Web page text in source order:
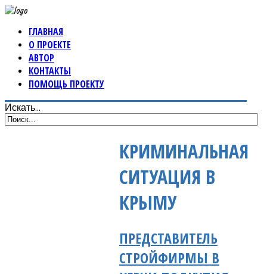
ГЛАВНАЯ
О ПРОЕКТЕ
АВТОР
КОНТАКТЫ
ПОМОЩЬ ПРОЕКТУ
Искать...
КРИМИНАЛЬНАЯ
СИТУАЦИЯ В
КРЫМУ
ПРЕДСТАВИТЕЛЬ
СТРОЙФИРМЫ В